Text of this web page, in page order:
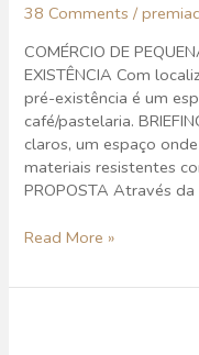
38 Comments /
COMÉRCIO DE
EXISTÊNCIA Com
pré-existência é um
café/pastelaria.
claros, um espaço
materiais resistentes
PROPOSTA Através
Read More »